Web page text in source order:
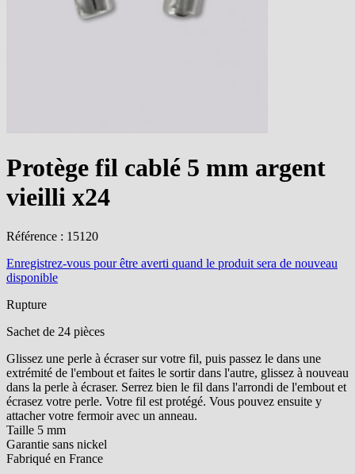
Protège fil cablé 5 mm argent
vieilli x24
Référence : 15120
Enregistrez-vous pour être averti quand le produit sera de nouveau
disponible
Rupture
Sachet de 24 pièces
Glissez une perle à écraser sur votre fil, puis passez le dans une
extrémité de l'embout et faites le sortir dans l'autre, glissez à nouveau
dans la perle à écraser. Serrez bien le fil dans l'arrondi de l'embout et
écrasez votre perle. Votre fil est protégé. Vous pouvez ensuite y
attacher votre fermoir avec un anneau.
Taille 5 mm
Garantie sans nickel
Fabriqué en France